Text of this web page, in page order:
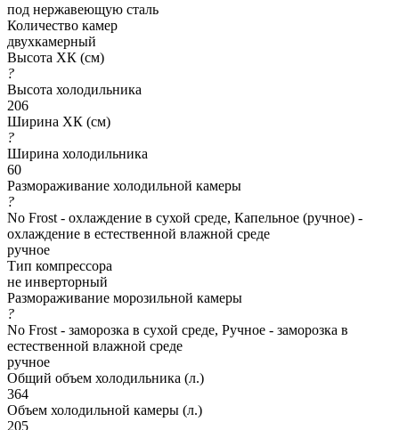
под нержавеющую сталь
Количество камер
двухкамерный
Высота ХК (см)
?
Высота холодильника
206
Ширина ХК (см)
?
Ширина холодильника
60
Размораживание холодильной камеры
?
No Frost - охлаждение в сухой среде, Капельное (ручное) -
охлаждение в естественной влажной среде
ручное
Тип компрессора
не инверторный
Размораживание морозильной камеры
?
No Frost - заморозка в сухой среде, Ручное - заморозка в
естественной влажной среде
ручное
Общий объем холодильника (л.)
364
Объем холодильной камеры (л.)
205